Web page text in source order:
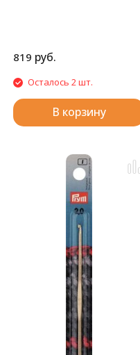
819 руб.
Осталось 2 шт.
В корзину